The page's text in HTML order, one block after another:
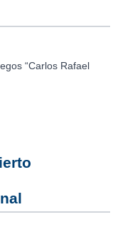
“Carlos Rafael